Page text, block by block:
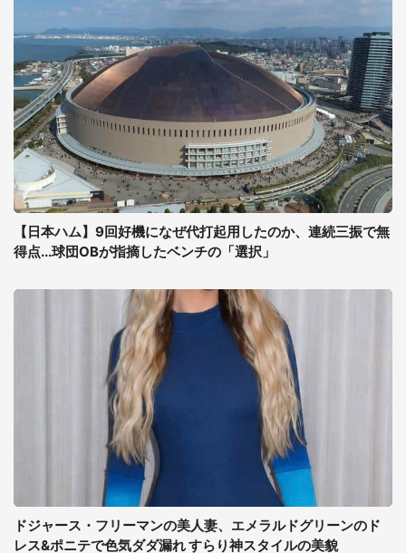
【日本ハム】9回好機になぜ代打起用したのか、連続三振で無
得点...球団OBが指摘したベンチの「選択」
ドジャース・フリーマンの美人妻、エメラルドグリーンのド
レス&ポニテで色気ダダ漏れ すらり神スタイルの美貌